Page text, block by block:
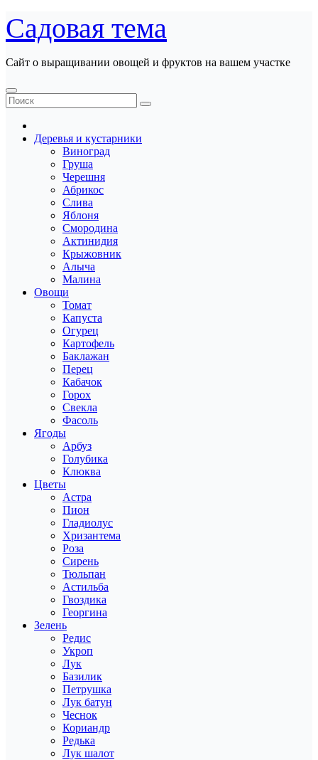
Перейти
к
содержанию
Садовая тема
Сайт о выращивании овощей и фруктов на вашем участке
Деревья и кустарники
Виноград
Груша
Черешня
Абрикос
Слива
Яблоня
Смородина
Актинидия
Крыжовник
Алыча
Малина
Овощи
Томат
Капуста
Огурец
Картофель
Баклажан
Перец
Кабачок
Горох
Свекла
Фасоль
Ягоды
Арбуз
Голубика
Клюква
Цветы
Астра
Пион
Гладиолус
Хризантема
Роза
Сирень
Тюльпан
Астильба
Гвоздика
Георгина
Зелень
Редис
Укроп
Лук
Базилик
Петрушка
Лук батун
Чеснок
Кориандр
Редька
Лук шалот